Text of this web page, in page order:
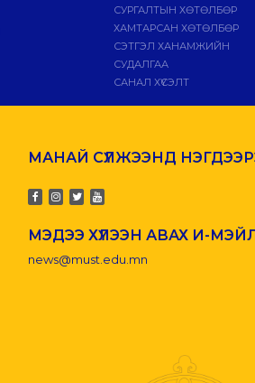
СУРГАЛТЫН ХӨТӨЛБӨР
ХАМТАРСАН ХӨТӨЛБӨР
СЭТГЭЛ ХАНАМЖИЙН
СУДАЛГАА
САНАЛ ХҮСЭЛТ
МАНАЙ СҮЛЖЭЭНД
МЭДЭЭ ХҮЛЭЭН АВАХ И-
news@must.edu.mn